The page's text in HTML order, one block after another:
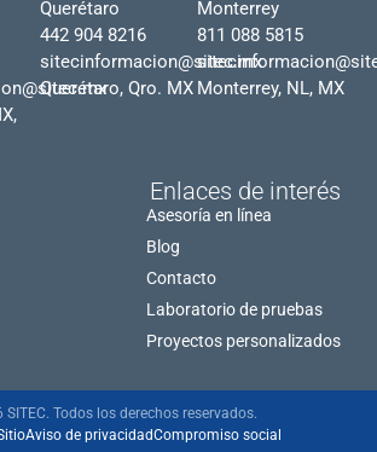
Querétaro
442 904 8216
sitecinformacion@sitec.mx
Querétaro, Qro. MX
Monterrey
811 088 5815
Monterrey, NL, MX
Enlaces de interés
Asesoría en línea
Blog
Contacto
Laboratorio de pruebas
Proyectos personalizados
Todos los derechos reservados.
Aviso de privacidadCompromiso social